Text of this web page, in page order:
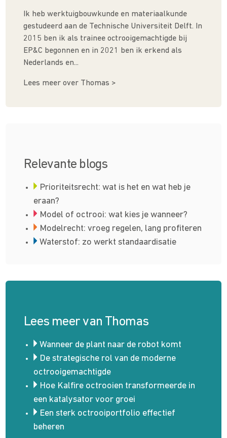
Ik heb werktuigbouwkunde en materiaalkunde
gestudeerd aan de Technische Universiteit Delft. In
2015 ben ik als trainee octrooigemachtigde bij
EP&C begonnen en in 2021 ben ik erkend als
Nederlands en...
Lees meer over Thomas >
Relevante blogs
Prioriteitsrecht: wat is het en wat heb je
eraan?
Model of octrooi: wat kies je wanneer?
Modelrecht: vroeg regelen, lang profiteren
Waterstof: zo werkt standaardisatie
Lees meer van Thomas
Wanneer de plant naar de robot komt
De strategische rol van de moderne
octrooigemachtigde
Hoe Kalfire octrooien transformeerde in
een katalysator voor groei
Een sterk octrooiportfolio effectief
beheren